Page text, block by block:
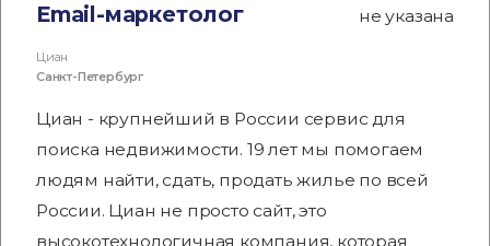
Email-маркетолог не указана
Циан
Санкт-Петербург
Циан - крупнейший в России сервис для
поиска недвижимости. 19 лет мы помогаем
людям найти, сдать, продать жилье по всей
России. Циан не просто сайт, это
высокотехнологичная компания, которая